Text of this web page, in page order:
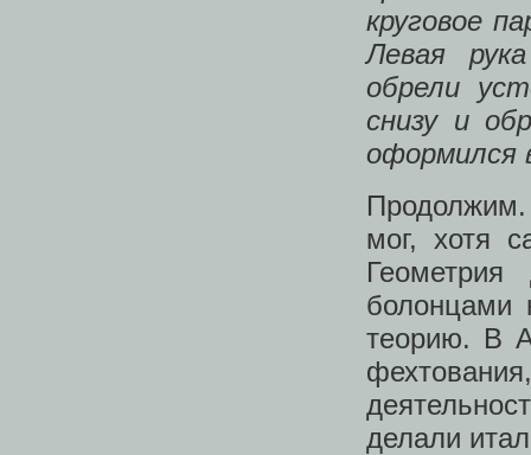
круговое
Левая
обрели
снизу и
оформился
мог, хотя
болонцами
теорию. В
делали